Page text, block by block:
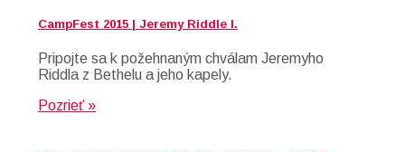
CampFest 2015 | Jeremy Riddle I.
Pripojte sa k požehnaným chválam Jeremyho
Riddla z Bethelu a jeho kapely.
Pozrieť »